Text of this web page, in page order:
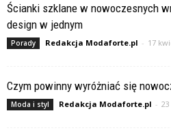
Ścianki szklane w nowoczesnych
design w jednym
Porady Redakcja Modaforte.pl - 17
Czym powinny wyróżniać się
Moda i styl Redakcja Modaforte.pl -